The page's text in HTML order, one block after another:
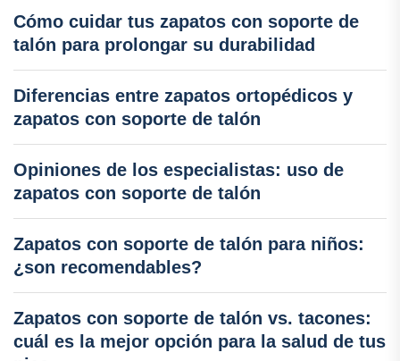
Cómo cuidar tus zapatos con soporte de
talón para prolongar su durabilidad
Diferencias entre zapatos ortopédicos y
zapatos con soporte de talón
Opiniones de los especialistas: uso de
zapatos con soporte de talón
Zapatos con soporte de talón para niños:
¿son recomendables?
Zapatos con soporte de talón vs. tacones:
cuál es la mejor opción para la salud de tus